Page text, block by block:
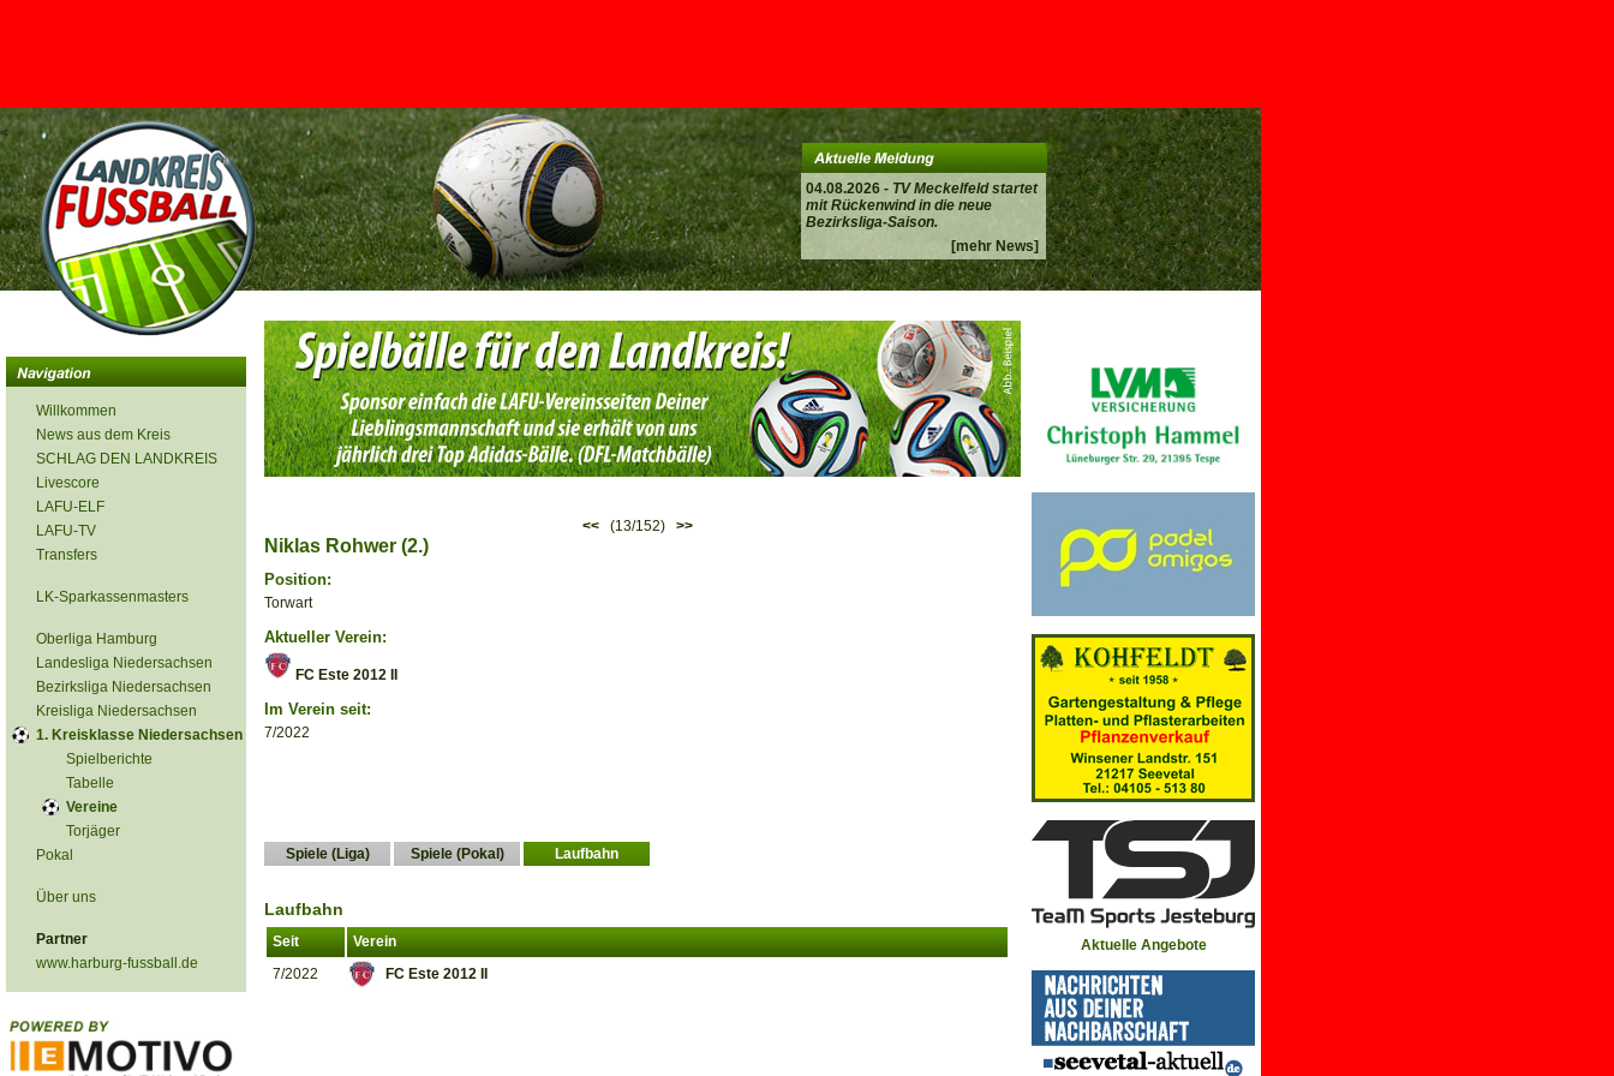
04.08.2026 - TV Meckelfeld startet
mit Rückenwind in die neue
Bezirksliga-Saison.
[mehr News]
<
Willkommen
News aus dem Kreis
SCHLAG DEN LANDKREIS
Livescore
LAFU-ELF
LAFU-TV
Transfers
LK-Sparkassenmasters
Oberliga Hamburg
Landesliga Niedersachsen
Bezirksliga Niedersachsen
Kreisliga Niedersachsen
1. Kreisklasse Niedersachsen
Spielberichte
Tabelle
Vereine
Torjäger
Pokal
Über uns
Partner
www.harburg-fussball.de
<<(13/152) >>
Niklas Rohwer (2.)
Position:
Torwart
Aktueller Verein:
FC Este 2012 II
Im Verein seit:
7/2022
Spiele (Liga) Spiele (Pokal) Laufbahn
Laufbahn
Seit
Verein
7/2022
FC Este 2012 II
Aktuelle Angebote